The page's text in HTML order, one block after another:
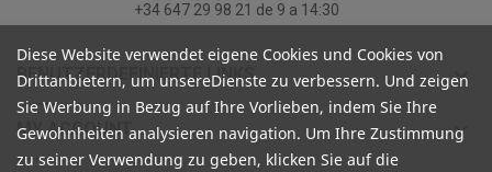
+34 647 29 98 21 de 9 a 14:30
BENUTZERDEFINIERTE LINKS keyboard_arrow_down
MY ACCOUNT keyboard_arrow_down
Diese Website verwendet eigene Cookies und Cookies von
Drittanbietern, um unsereDienste zu verbessern. Und zeigen
Sie Werbung in Bezug auf Ihre Vorlieben, indem Sie Ihre
Gewohnheiten analysieren navigation. Um Ihre Zustimmung
zu seiner Verwendung zu geben, klicken Sie auf die